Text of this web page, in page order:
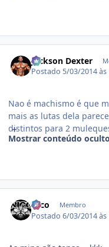
Jackson Dexter
Postado 5/03/2014
Nao é machismo é que
mais as lutas dela
distintos para 2
Mostrar conteúdo oculto
Nico Membro
Postado6/03/2014